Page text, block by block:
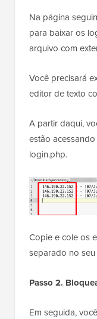
Na página
para baixar os
arquivo com
Você precisará
editor de texto
A partir daqui,
estão
login.php.
Copie e cole os
separado no
Passo 2.
Em seguida,